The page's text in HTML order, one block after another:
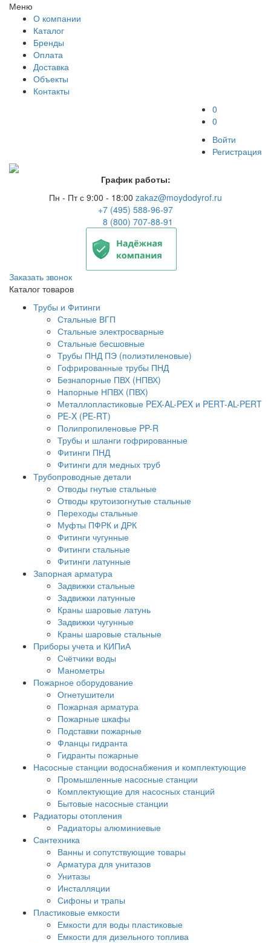
Меню
О компании
Каталог
Бренды
Оплата
Доставка
Объекты
Контакты
0
0
Войти
Регистрация
График работы:
Пн - Пт с 9:00 - 18:00 zakaz@moydodyrof.ru
+7 (495) 588-96-97
8 (800) 707-88-91
Заказать звонок
Каталог товаров
Трубы и Фитинги
Стальные ВГП
Стальные электросварные
Стальные бесшовные
Трубы ПНД ПЭ (полиэтиленовые)
Гофрированные трубы ПНД
Безнапорные ПВХ (НПВХ)
Напорные НПВХ (ПВХ)
Металлопластиковые PEX-AL-PEX и PERT-AL-PERT
PE-X (PE-RT)
Полипропиленовые PP-R
Трубы и шланги гофрированные
Фитинги ПНД
Фитинги для медных труб
Трубопроводные детали
Отводы гнутые стальные
Отводы крутоизогнутые стальные
Переходы стальные
Муфты ПФРК и ДРК
Фитинги чугунные
Фитинги стальные
Фитинги латунные
Запорная арматура
Задвижки стальные
Задвижки латунные
Краны шаровые латунь
Задвижки чугунные
Краны шаровые стальные
Приборы учета и КИПиА
Счётчики воды
Манометры
Пожарное оборудование
Огнетушители
Пожарная арматура
Пожарные шкафы
Подставки пожарные
Фланцы гидранта
Гидранты пожарные
Насосные станции водоснабжения и комплектующие
Промышленные насосные станции
Комплектующие для насосных станций
Бытовые насосные станции
Радиаторы отопления
Радиаторы алюминиевые
Сантехника
Ванны и сопутствующие товары
Арматура для унитазов
Унитазы
Инсталляции
Сифоны и трапы
Пластиковые емкости
Емкости для воды пластиковые
Емкости для дизельного топлива